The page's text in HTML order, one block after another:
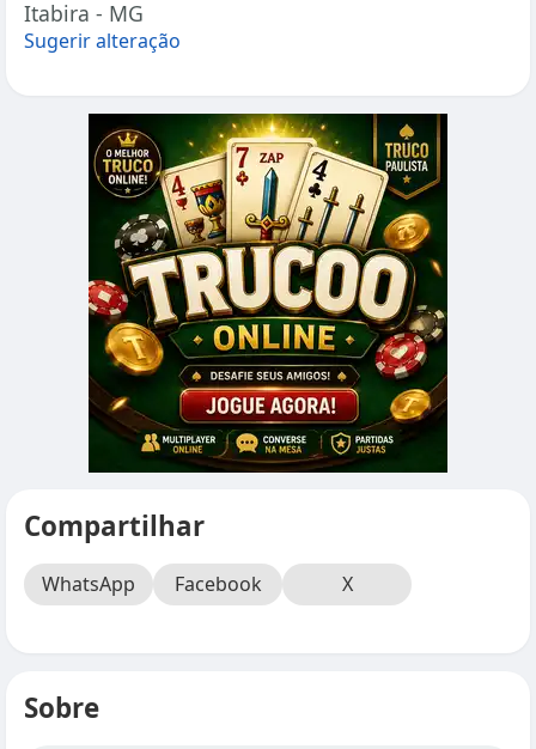
Itabira - MG
Sugerir alteração
Compartilhar
WhatsApp Facebook X
Sobre